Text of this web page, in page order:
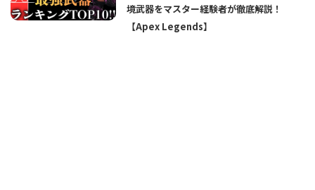
境武器をマスター経験者が徹底解説！
【Apex Legends】